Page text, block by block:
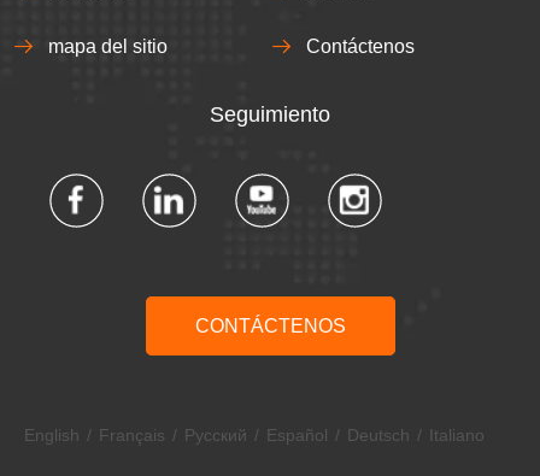
mapa del sitio Contáctenos
Seguimiento​​​​​​​
CONTÁCTENOS
English / Français / Pусский / Español / Deutsch / Italiano